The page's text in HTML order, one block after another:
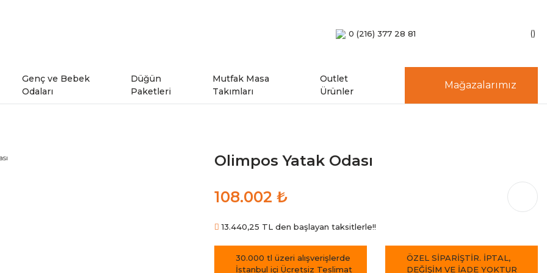
0 (216) 377 28 81
Genç ve Bebek
Odaları
Düğün
Paketleri
Mutfak Masa
Takımları
Outlet
Ürünler
Mağazalarımız
Olimpos Yatak Odası
108.002 ₺
13.440,25 TL den başlayan taksitlerle!!
30.000 tl üzeri alışverişlerde
İstanbul içi Ücretsiz Teslimat
ÖZEL SİPARİŞTİR. İPTAL,
DEĞİŞİM VE İADE YOKTUR